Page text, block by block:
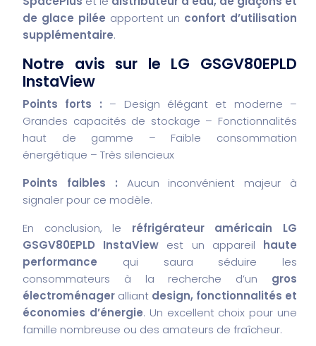
de glace pilée apportent un confort d’utilisation
supplémentaire.
Notre avis sur le LG GSGV80EPLD
InstaView
Points forts : – Design élégant et moderne –
Grandes capacités de stockage – Fonctionnalités
haut de gamme – Faible consommation
énergétique – Très silencieux
Points faibles : Aucun inconvénient majeur à
signaler pour ce modèle.
En conclusion, le réfrigérateur américain LG
GSGV80EPLD InstaView est un appareil haute
performance qui saura séduire les
consommateurs à la recherche d’un gros
électroménager alliant design, fonctionnalités et
économies d’énergie. Un excellent choix pour une
famille nombreuse ou des amateurs de fraîcheur.